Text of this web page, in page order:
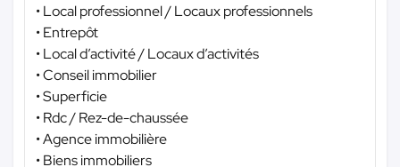
• Local professionnel / Locaux professionnels
• Entrepôt
• Local d’activité / Locaux d’activités
• Conseil immobilier
• Superficie
• Rdc / Rez-de-chaussée
• Agence immobilière
• Biens immobiliers